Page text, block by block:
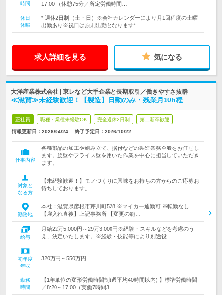
時間
17:00 （休憩75分／所定労働時間…
休日
休暇
* 週休2日制（土・日）※会社カレンダーにより月1回程度の土曜
出勤あり※祝日は原則出勤となります* …
求人詳細を見る 気になる
大洋産業株式会社 | 東レなど大手企業と長期取引／働きやすさ抜群
≪滋賀≫未経験歓迎！【製造】日勤のみ・残業月10h程
正社員 職種・業種未経験OK 完全週休2日制 第二新卒歓迎
情報更新日：2026/04/24 終了予定日： 2026/10/22
仕事内容
各種部品の加工や組み立て、据付などの製造業務全般をお任せし
ます。旋盤やフライス盤を用いた作業を中心に担当していただき
ます。
対象と
なる方
【未経験歓迎！】モノづくりに興味をお持ちの方からのご応募お
待ちしております。
勤務地
本社：滋賀県彦根市芹川町528 ※マイカー通勤可 ※転勤なし
【雇入れ直後】上記事務所 【変更の範…
給与
月給22万5,000円～29万3,000円※経験・スキルなどを考慮のう
え、決定いたします。※経験・技能等により別途役…
初年度
年収
320万円～550万円
勤務
時間
【1年単位の変形労働時間制(週平均40時間以内) 】標準労働時間
／8:20～17:00（実働7時間3…